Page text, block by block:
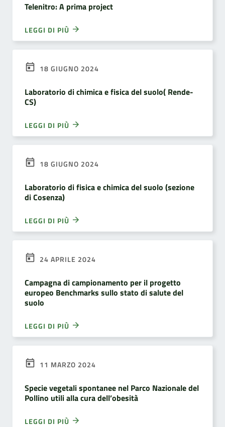
Telenitro: A prima project
LEGGI DI PIÙ
18 GIUGNO 2024
Laboratorio di chimica e fisica del suolo( Rende-
CS)
LEGGI DI PIÙ
18 GIUGNO 2024
Laboratorio di fisica e chimica del suolo (sezione
di Cosenza)
LEGGI DI PIÙ
24 APRILE 2024
Campagna di campionamento per il progetto
europeo Benchmarks sullo stato di salute del
suolo
LEGGI DI PIÙ
11 MARZO 2024
Specie vegetali spontanee nel Parco Nazionale del
Pollino utili alla cura dell’obesità
LEGGI DI PIÙ